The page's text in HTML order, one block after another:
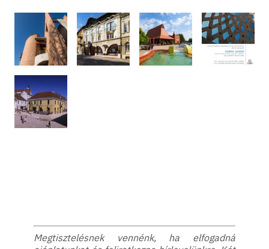
Megtisztelésnek vennénk, ha elfogadná